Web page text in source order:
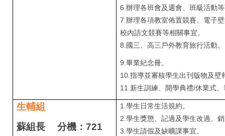
6.辦理各班會及週會、班級活動
7.辦理各項教室佈置競賽、電子
校內語文競賽等相關事宜。
8.國三、高三戶外教育旅行活動。
9. 畢業紀念冊。
10.指導並審核學生出刊版物及壁
11.新生訓練、開學典禮/休業式
生輔組
蘇組長
分機：721
1. 學生日常生活規約。
2.學生獎懲、記過及學生改過、
3.學生請假及缺曠課事宜。